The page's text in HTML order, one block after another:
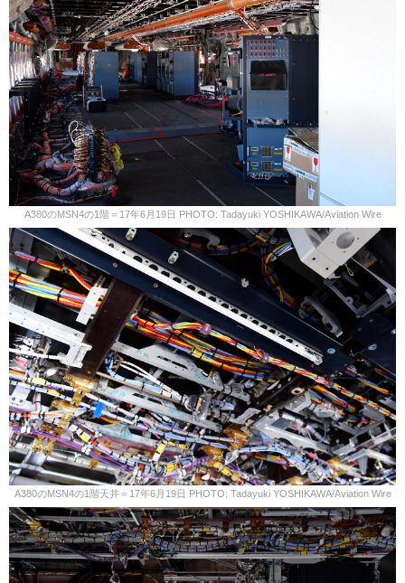
A380のMSN4の1階＝17年6月19日 PHOTO: Tadayuki YOSHIKAWA/Aviation Wire
A380のMSN4の1階天井＝17年6月19日 PHOTO: Tadayuki YOSHIKAWA/Aviation Wire